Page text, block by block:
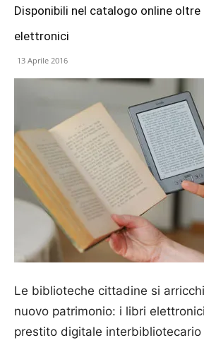
Disponibili nel catalogo online oltre
elettronici
13 Aprile 2016
Le biblioteche cittadine si
nuovo patrimonio: i libri
prestito digitale